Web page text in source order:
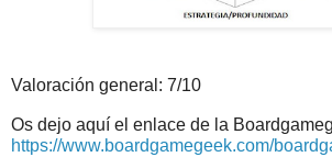
Valoración general: 7/10
Os dejo aquí el enlace de la
https://www.boardgamegeek.com/